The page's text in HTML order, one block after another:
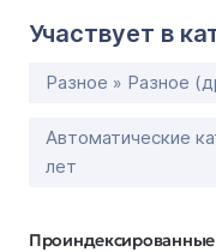
Участвует в
Разное » Разное
Автоматические
лет